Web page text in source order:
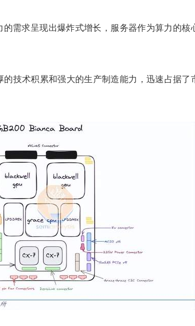
需求呈现出爆炸式增长，服务器作为算力的核
技术积累和强大的生产制造能力，迅速占据了